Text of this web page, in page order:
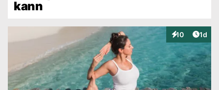
kann
10
Interaktionen
1d